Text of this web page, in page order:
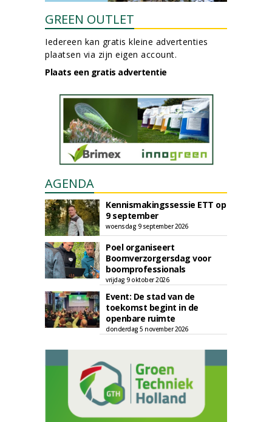
GREEN OUTLET
Iedereen kan gratis kleine advertenties
plaatsen via zijn eigen account.
Plaats een gratis advertentie
AGENDA
Kennismakingssessie ETT op
9 september
woensdag 9 september 2026
Poel organiseert
Boomverzorgersdag voor
boomprofessionals
vrijdag 9 oktober 2026
Event: De stad van de
toekomst begint in de
openbare ruimte
donderdag 5 november 2026